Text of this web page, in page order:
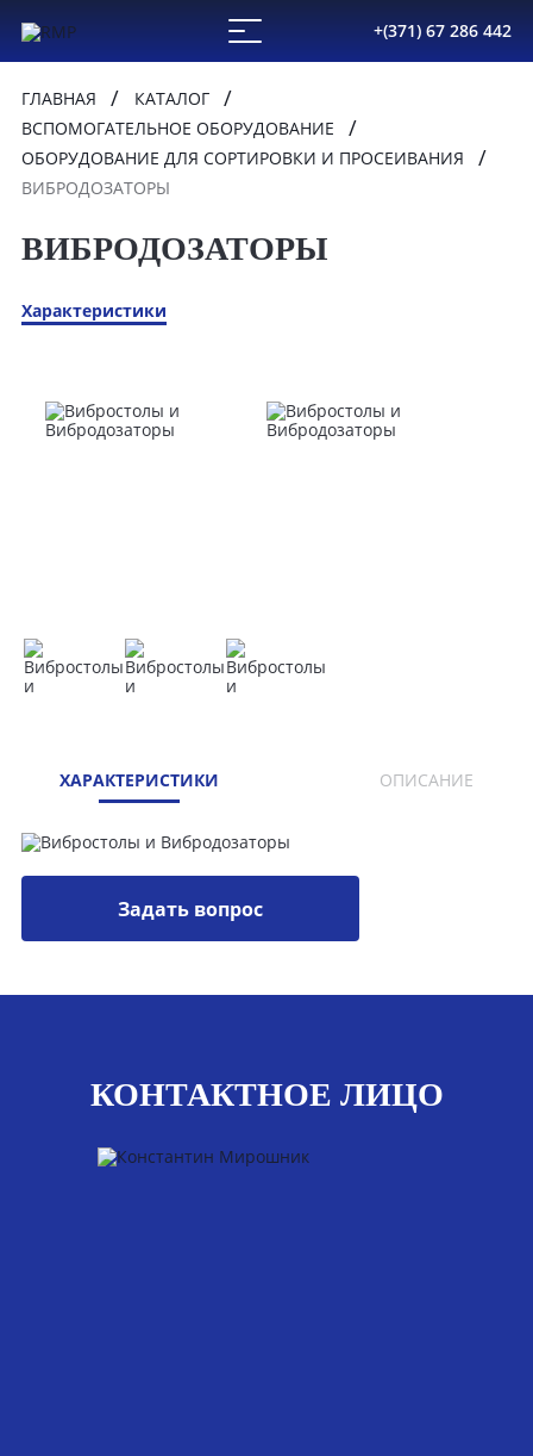
+(371) 67 286 442
ГЛАВНАЯ
КАТАЛОГ
ВСПОМОГАТЕЛЬНОЕ ОБОРУДОВАНИЕ
ОБОРУДОВАНИЕ ДЛЯ СОРТИРОВКИ И ПРОСЕИВАНИЯ
ВИБРОДОЗАТОРЫ
ВИБРОДОЗАТОРЫ
Характеристики
ХАРАКТЕРИСТИКИ ОПИСАНИЕ
Задать вопрос
КОНТАКТНОЕ ЛИЦО